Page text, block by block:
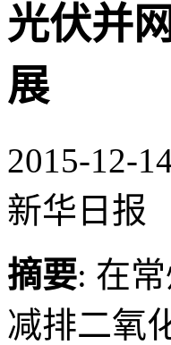
光伏并
展
2015-12-
新华日报
摘要: 在
减排二氧